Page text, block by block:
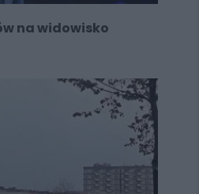
na widowisko